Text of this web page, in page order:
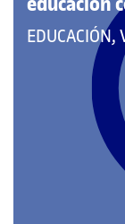
QUE
PERTENECE
CATEGORÍAS:
EDUCACIÓN,